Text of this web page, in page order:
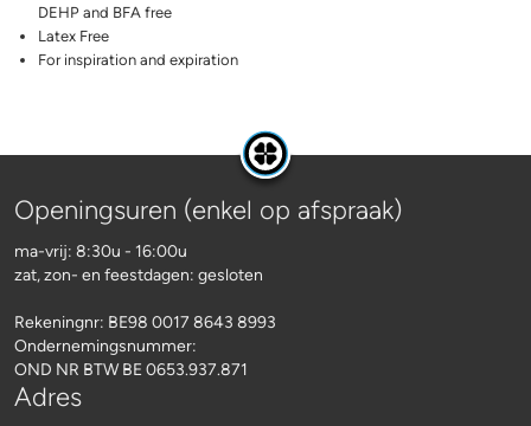
DEHP and BFA free
Latex Free
For inspiration and expiration
Openingsuren (enkel op afspraak)
ma-vrij: 8:30u - 16:00u
zat, zon- en feestdagen: gesloten
Rekeningnr: BE98 0017 8643 8993
Ondernemingsnummer:
OND NR BTW BE 0653.937.871
Adres